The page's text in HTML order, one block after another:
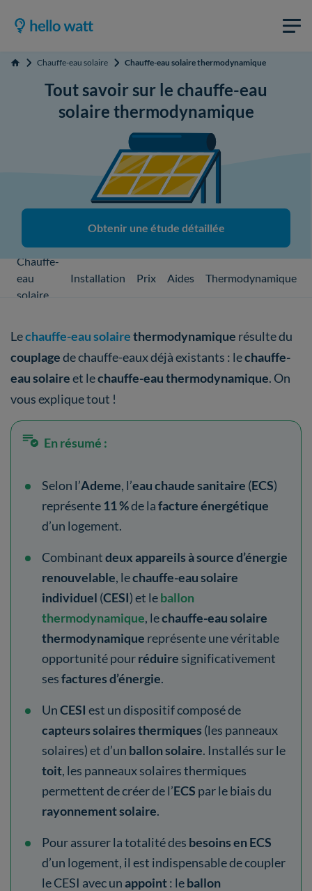
Accueil Chauffe-eau solaire Chauffe-eau solaire thermodynamique
Tout savoir sur le chauffe-eau
solaire thermodynamique
Obtenir une étude détaillée
Chauffe-
eau
solaire
Installation Prix Aides Thermodynamique
Lechauffe-eau solairethermodynamique résulte du
couplagede chauffe-eaux déjà existants : lechauffe-
eau solaireet lechauffe-eau thermodynamique. On
vous explique tout !
En résumé :
Selon l’Ademe, l’eau chaude sanitaire (ECS)
représente11 %de lafacture énergétique
d’un logement.
Combinantdeux appareils à source d’énergie
renouvelable, lechauffe-eau solaire
individuel (CESI) et leballon
thermodynamique, lechauffe-eau solaire
thermodynamique représente une véritable
opportunité pourréduire significativement
sesfactures d’énergie.
UnCESI est un dispositif composé de
capteurs solaires thermiques (les panneaux
solaires) et d’un ballon solaire. Installés sur le
toit, les panneaux solaires thermiques
permettent de créer de l’ECS par le biais du
rayonnement solaire.
Pour assurer la totalité des besoins en ECS
d’un logement, il est indispensable de coupler
le CESI avec unappoint: leballon